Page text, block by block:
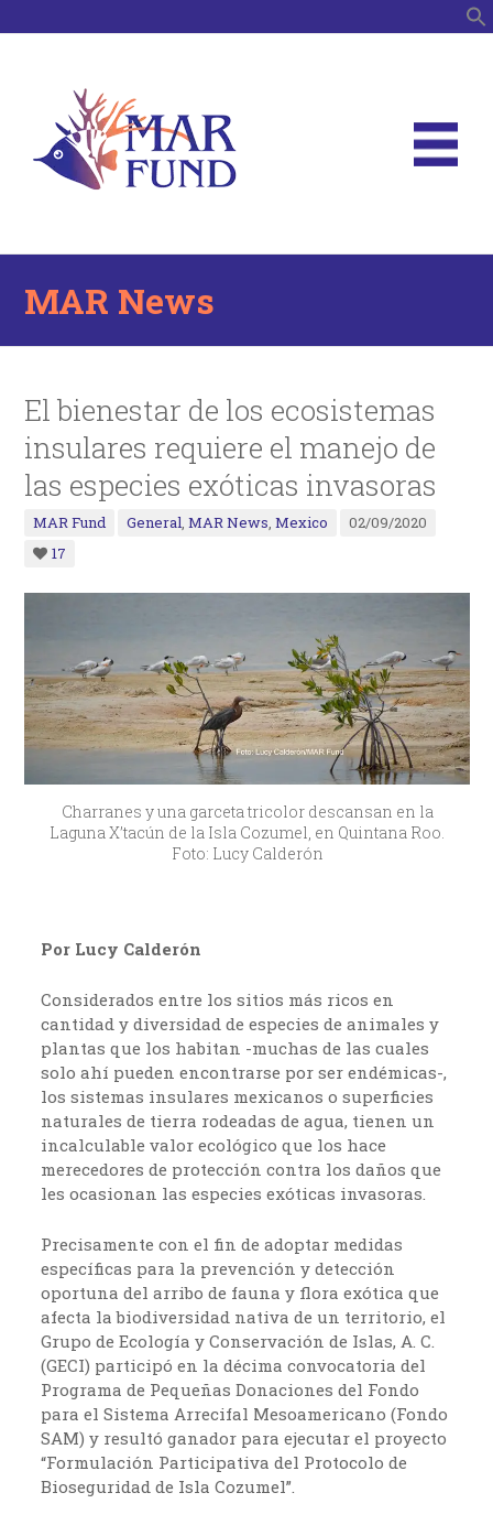
MAR News
El bienestar de los ecosistemas
insulares requiere el manejo de
las especies exóticas invasoras
MAR Fund General,MAR News,Mexico
02/09/2020
17
Charranes y una garceta tricolor descansan en la
Laguna X’tacún de la Isla Cozumel, en Quintana Roo.
Foto: Lucy Calderón
Por Lucy Calderón
Considerados entre los sitios más ricos en
cantidad y diversidad de especies de animales y
plantas que los habitan -muchas de las cuales
solo ahí pueden encontrarse por ser endémicas-,
los sistemas insulares mexicanos o superficies
naturales de tierra rodeadas de agua, tienen un
incalculable valor ecológico que los hace
merecedores de protección contra los daños que
les ocasionan las especies exóticas invasoras.
Precisamente con el fin de adoptar medidas
específicas para la prevención y detección
oportuna del arribo de fauna y flora exótica que
afecta la biodiversidad nativa de un territorio, el
Grupo de Ecología y Conservación de Islas, A. C.
(GECI) participó en la décima convocatoria del
Programa de Pequeñas Donaciones del Fondo
para el Sistema Arrecifal Mesoamericano (Fondo
SAM) y resultó ganador para ejecutar el proyecto
“Formulación Participativa del Protocolo de
Bioseguridad de Isla Cozumel”.